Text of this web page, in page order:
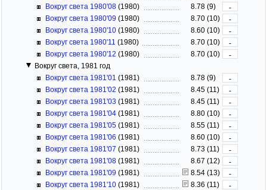
Вокруг света 1980'08 (1980) 8.78 (9)
-
Вокруг света 1980'09 (1980) 8.70 (10)
-
Вокруг света 1980'10 (1980) 8.60 (10)
-
Вокруг света 1980'11 (1980) 8.70 (10)
-
Вокруг света 1980'12 (1980) 8.70 (10)
-
Вокруг света, 1981 год
Вокруг света 1981'01 (1981) 8.78 (9)
-
Вокруг света 1981'02 (1981) 8.45 (11)
-
Вокруг света 1981'03 (1981) 8.45 (11)
-
Вокруг света 1981'04 (1981) 8.80 (10)
-
Вокруг света 1981'05 (1981) 8.55 (11)
-
Вокруг света 1981'06 (1981) 8.60 (10)
-
Вокруг света 1981'07 (1981) 8.73 (11)
-
Вокруг света 1981'08 (1981) 8.67 (12)
-
Вокруг света 1981'09 (1981) 8.54 (13)
-
Вокруг света 1981'10 (1981) 8.36 (11)
-